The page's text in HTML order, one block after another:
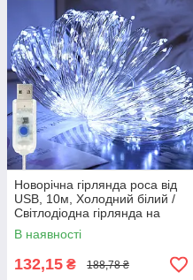
Новорічна гірлянда роса від
USB, 10м, Холодний білий /
Світлодіодна гірлянда на
ялинку / Гірлянда на юсб
В наявності
132,15 ₴ 188,78 ₴